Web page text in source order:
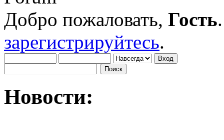
Добро пожаловать, Гость
зарегистрируйтесь.
Новости: